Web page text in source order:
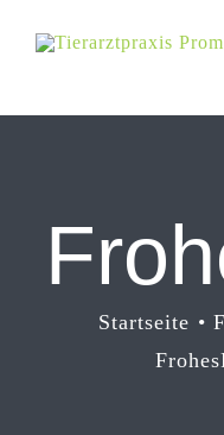
Inhalt
Startseite